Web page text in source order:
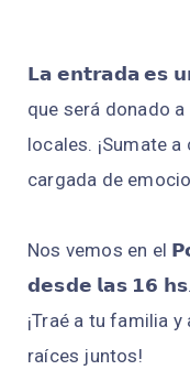
𝗟𝗮 𝗲𝗻𝘁𝗿𝗮𝗱𝗮 𝗲𝘀
que será donado
locales. ¡Sumate
cargada de
Nos vemos en el
𝗱𝗲𝘀𝗱𝗲 𝗹𝗮𝘀 𝟭𝟲 𝗵𝘀. ⁣
¡Traé a tu familia
raíces juntos!